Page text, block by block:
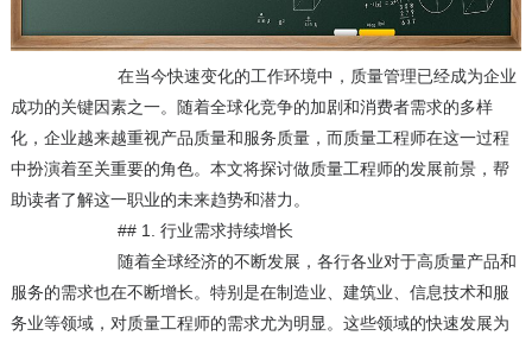
在当今快速变化的工作环境中，质量管理已经成为企业
成功的关键因素之一。随着全球化竞争的加剧和消费者需求的多样
化，企业越来越重视产品质量和服务质量，而质量工程师在这一过程
中扮演着至关重要的角色。本文将探讨做质量工程师的发展前景，帮
助读者了解这一职业的未来趋势和潜力。
## 1. 行业需求持续增长
随着全球经济的不断发展，各行各业对于高质量产品和
服务的需求也在不断增长。特别是在制造业、建筑业、信息技术和服
务业等领域，对质量工程师的需求尤为明显。这些领域的快速发展为